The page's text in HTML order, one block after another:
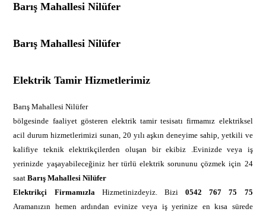
Barış Mahallesi Nilüfer
Barış Mahallesi Nilüfer
Elektrik Tamir Hizmetlerimiz
Barış Mahallesi Nilüfer
bölgesinde faaliyet gösteren elektrik tamir tesisatı firmamız elektriksel
acil durum hizmetlerimizi sunan, 20 yılı aşkın deneyime sahip, yetkili ve
kalifiye teknik elektrikçilerden oluşan bir ekibiz .Evinizde veya iş
yerinizde yaşayabileceğiniz her türlü elektrik sorununu çözmek için 24
saatBarış Mahallesi Nilüfer
Elektrikçi Firmamızla Hizmetinizdeyiz. Bizi0542 767 75 75
Aramanızın hemen ardından evinize veya iş yerinize en kısa sürede